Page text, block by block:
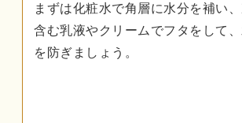
まずは化粧水で角層に水分を補い
含む乳液やクリームでフタをして
を防ぎましょう。